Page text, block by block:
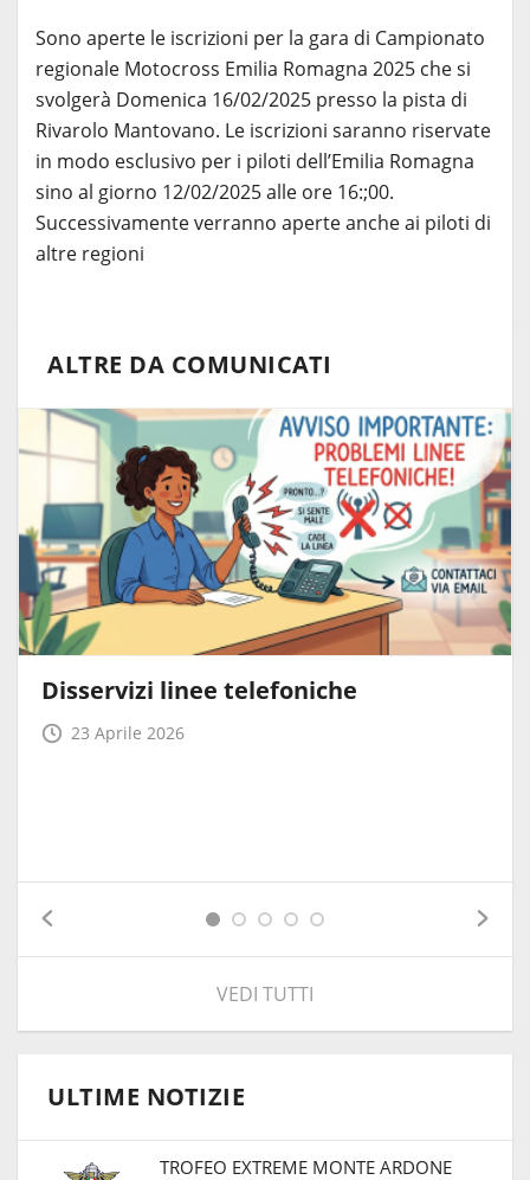
Sono aperte le iscrizioni per la gara di Campionato
regionale Motocross Emilia Romagna 2025 che si
svolgerà Domenica 16/02/2025 presso la pista di
Rivarolo Mantovano. Le iscrizioni saranno riservate
in modo esclusivo per i piloti dell’Emilia Romagna
sino al giorno 12/02/2025 alle ore 16:;00.
Successivamente verranno aperte anche ai piloti di
altre regioni
ALTRE DA COMUNICATI
Disservizi linee telefoniche
23 Aprile 2026
VEDI TUTTI
ULTIME NOTIZIE
TROFEO EXTREME MONTE ARDONE